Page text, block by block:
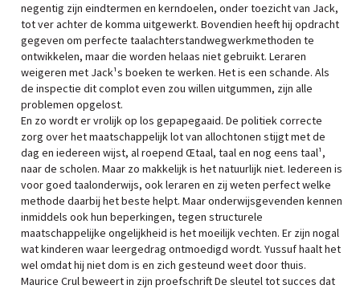
negentig zijn eindtermen en kerndoelen, onder toezicht van Jack,
tot ver achter de komma uitgewerkt. Bovendien heeft hij opdracht
gegeven om perfecte taalachterstandwegwerkmethoden te
ontwikkelen, maar die worden helaas niet gebruikt. Leraren
weigeren met Jack¹s boeken te werken. Het is een schande. Als
de inspectie dit complot even zou willen uitgummen, zijn alle
problemen opgelost.
En zo wordt er vrolijk op los gepapegaaid. De politiek correcte
zorg over het maatschappelijk lot van allochtonen stijgt met de
dag en iedereen wijst, al roepend Œtaal, taal en nog eens taal¹,
naar de scholen. Maar zo makkelijk is het natuurlijk niet. Iedereen is
voor goed taalonderwijs, ook leraren en zij weten perfect welke
methode daarbij het beste helpt. Maar onderwijsgevenden kennen
inmiddels ook hun beperkingen, tegen structurele
maatschappelijke ongelijkheid is het moeilijk vechten. Er zijn nogal
wat kinderen waar leergedrag ontmoedigd wordt. Yussuf haalt het
wel omdat hij niet dom is en zich gesteund weet door thuis.
Maurice Crul beweert in zijn proefschrift De sleutel tot succes dat